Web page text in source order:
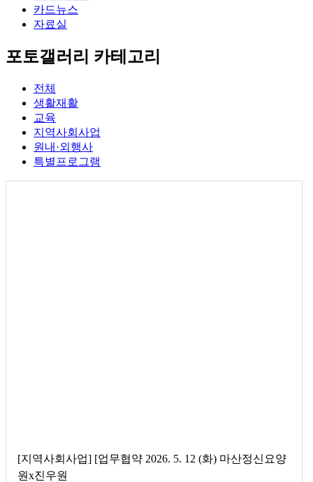
카드뉴스
자료실
포토갤러리 카테고리
전체
생활재활
교육
지역사회사업
원내·외행사
특별프로그램
[지역사회사업] [업무협약 2026. 5. 12 (화) 마산정신요양
원x진우원